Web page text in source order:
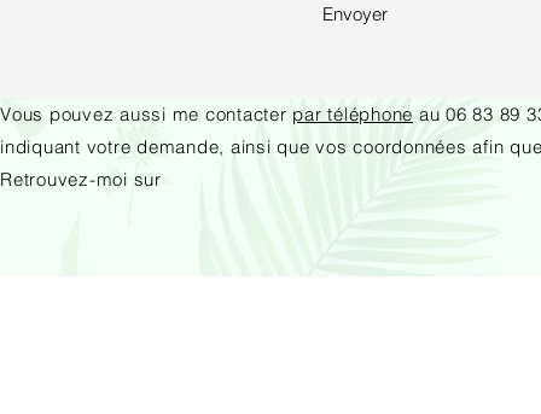
Envoyer
Vous pouvez aussi me contacter par téléphone au 06 83 89
indiquant votre demande, ainsi que vos coordonnées afin
Retrouvez-moi sur